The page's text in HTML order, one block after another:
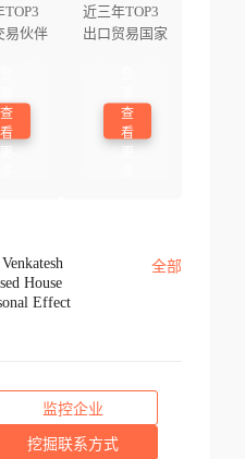
TOP3
易伙伴
查
看
近三年TOP3
出口贸易国家
查
看
Venkatesh
House
Effect
全部
监控企业
挖掘联系方式